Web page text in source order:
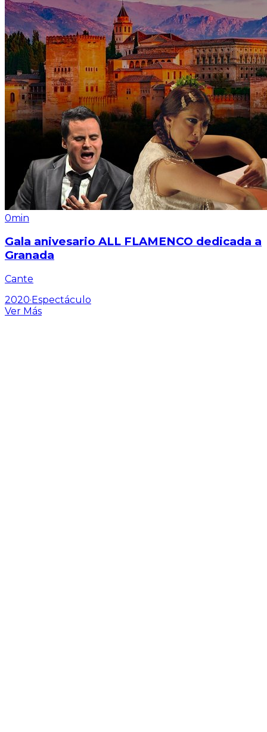
0min
Gala anivesario ALL FLAMENCO dedicada a
Granada
Cante
2020·Espectáculo
Ver Más